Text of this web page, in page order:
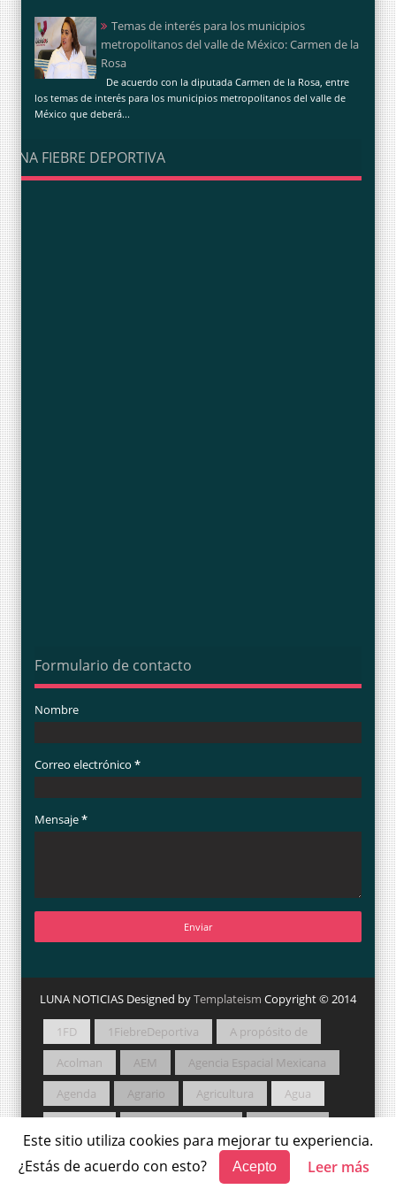
Este sitio utiliza cookies para mejorar tu experiencia.
¿Estás de acuerdo con esto?
Acepto Leer más
Temas de interés para los municipios
metropolitanos del valle de México: Carmen de la
Rosa
De acuerdo con la diputada Carmen de la Rosa, entre
los temas de interés para los municipios metropolitanos del valle de
México que deberá...
UNA FIEBRE DEPORTIVA
Formulario de contacto
Nombre
Correo electrónico *
Mensaje*
LUNA NOTICIAS Designed byTemplateism Copyright © 2014
1FD 1FiebreDeportiva
A propósito de
Acolman
AEM
Agencia Espacial Mexicana
Agenda
Agrario Agricultura
Agua
Arqueología
Así Sucede
Autor en Así Sucede